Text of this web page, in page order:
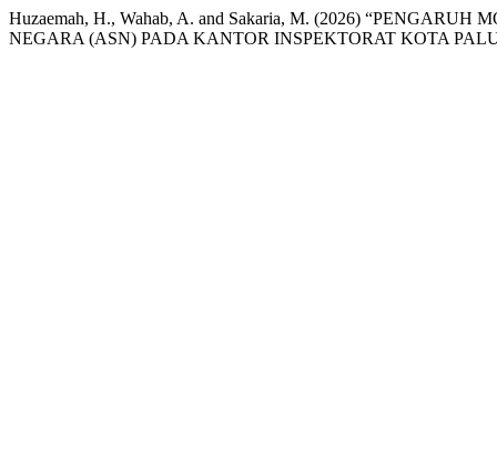
Huzaemah, H., Wahab, A. and Sakaria, M. (2026)
NEGARA (ASN) PADA KANTOR INSPEKTORAT KOTA